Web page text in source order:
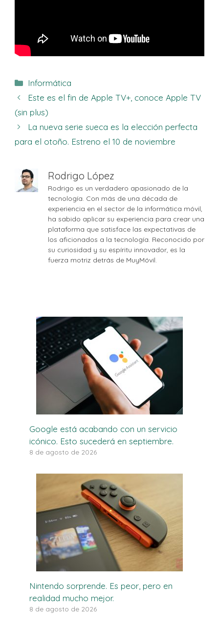
Categorías
Informática
Este es el fin de Apple TV+, conoce Apple TV
(sin plus)
La nueva serie sueca es la elección perfecta
para el otoño. Estreno el 10 de noviembre
Rodrigo López
Rodrigo es un verdadero apasionado de la
tecnología. Con más de una década de
experiencia en el sector de la informática móvil,
ha sabido aplicar su experiencia para crear una
plataforma que satisface las expectativas de
los aficionados a la tecnología. Reconocido por
su curiosidad y su espíritu innovador, es la
fuerza motriz detrás de MuyMóvil.
Google está acabando con un servicio
icónico. Esto sucederá en septiembre.
8 de agosto de 2026
Nintendo sorprende. Es peor, pero en
realidad mucho mejor.
8 de agosto de 2026